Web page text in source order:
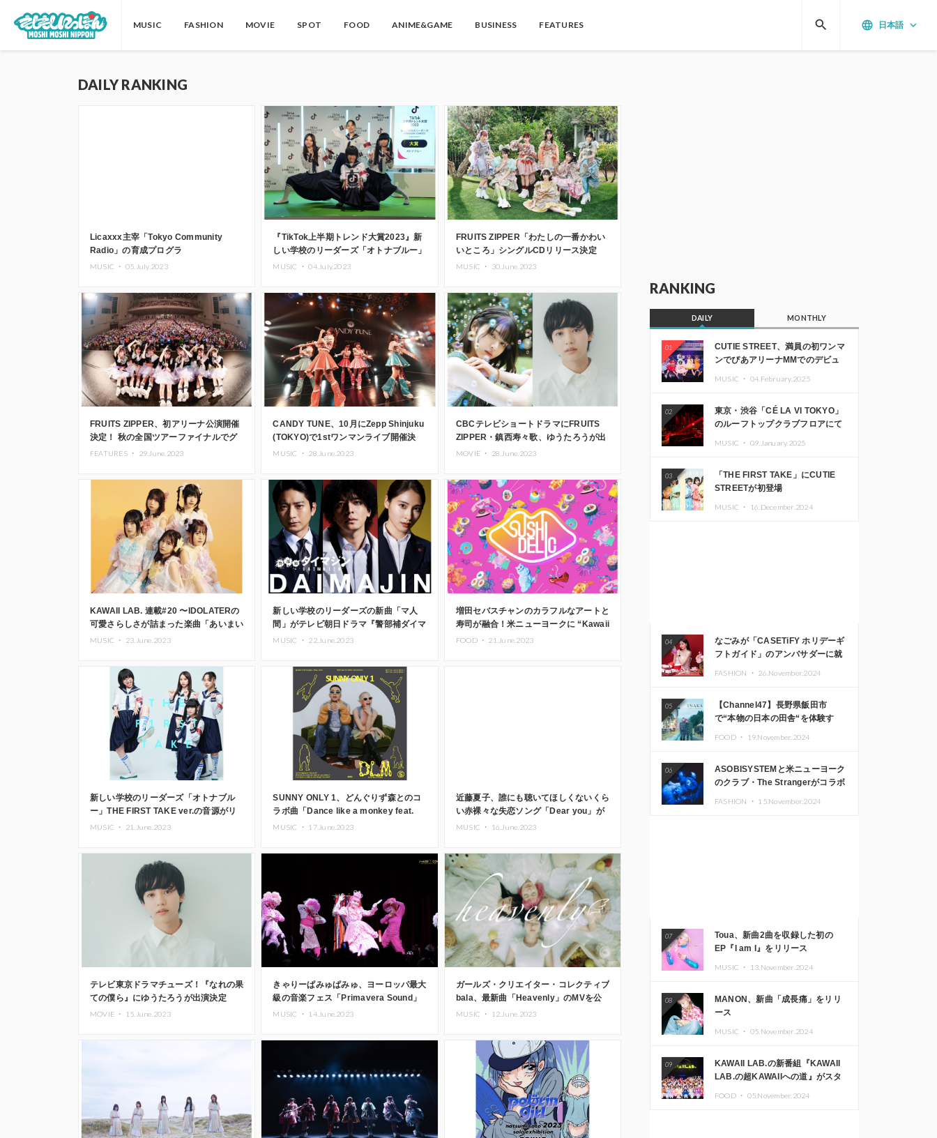
MUSIC FASHION MOVIE SPOT FOOD ANIME&GAME BUSINESS FEATURES language 日本語 keyboard_arrow_down
search
DAILY RANKING
Licaxxx主宰「Tokyo Community
Radio」の育成プログラ
ム“sessions”より初のデジタルコンピ
MUSIC ・ 05.July.2023
『TikTok上半期トレンド大賞2023』新
しい学校のリーダーズ「オトナブルー」
が大賞を受賞
MUSIC ・04.July.2023
FRUITS ZIPPER「わたしの一番かわい
いところ」シングルCDリリース決定
MUSIC ・ 30.June.2023
FRUITS ZIPPER、初アリーナ公演開催
決定！ 秋の全国ツアーファイナルでグ
ループ史上最大規模の東京体育館へ
FEATURES ・ 29.June.2023
CANDY TUNE、10月にZepp Shinjuku
(TOKYO)で1stワンマンライブ開催決
定！ 新曲「きゅきゅきゅキュート」配
MUSIC ・ 28.June.2023
CBCテレビショートドラマにFRUITS
ZIPPER・鎮西寿々歌、ゆうたろうが出
演
MOVIE ・ 28.June.2023
KAWAII LAB. 連載#20 〜IDOLATERの
可愛さらしさが詰まった楽曲「あいまい
シルエット」〜
MUSIC ・ 23.June.2023
新しい学校のリーダーズの新曲「マ人
間」がテレビ朝日ドラマ『警部補ダイマ
ジン』のOP曲に決定
MUSIC ・ 22.June.2023
増田セバスチャンのカラフルなアートと
寿司が融合！米ニューヨークに “Kawaii
Sushi” 「SUSHIDELIC（スシデリッ
FOOD ・ 21.June.2023
新しい学校のリーダーズ「オトナブル
ー」THE FIRST TAKE ver.の音源がリ
リース
MUSIC ・ 21.June.2023
SUNNY ONLY 1、どんぐりず森とのコ
ラボ曲「Dance like a monkey feat.
森」をリリース
MUSIC ・ 17.June.2023
近藤夏子、誰にも聴いてほしくないくら
い赤裸々な失恋ソング「Dear you」が
リリース
MUSIC ・ 16.June.2023
テレビ東京ドラマチューズ！『なれの果
ての僕ら』にゆうたろうが出演決定
MOVIE ・ 15.June.2023
きゃりーぱみゅぱみゅ、ヨーロッパ最大
級の音楽フェス「Primavera Sound」
を含むワールドツアー７公演で世界のフ
MUSIC ・ 14.June.2023
ガールズ・クリエイター・コレクティブ
bala、最新曲「Heavenly」のMVを公
開
MUSIC ・ 12.June.2023
RANKING
DAILY MONTHLY
01
CUTIE STREET、満員の初ワンマ
ンでぴあアリーナMMでのデビュ
MUSIC ・ 04.February.2025
02
東京・渋谷「CÉ LA VI TOKYO」
のルーフトップクラブフロアにて
Kza（FORCE OF NATURE）ら日
本を代表するDJ・クリエイターが
出演
MUSIC ・ 09.January.2025
03
「THE FIRST TAKE」にCUTIE
STREETが初登場
MUSIC ・ 16.December.2024
04
なごみが「CASETiFY ホリデーギ
フトガイド」のアンバサダーに就
FASHION ・ 26.November.2024
05
【Channel47】長野県飯田市
で“本物の日本の田舎“を体験す
FOOD ・ 19.November.2024
06
ASOBISYSTEMと米ニューヨーク
のクラブ・The Strangerがコラボ
FASHION ・ 15.November.2024
07
Toua、新曲2曲を収録した初の
EP『I am I』をリリース
MUSIC ・ 13.November.2024
08
MANON、新曲「成長痛」をリリ
ース
MUSIC ・ 05.November.2024
09
KAWAII LAB.の新番組『KAWAII
LAB.の超KAWAIIへの道』がスタ
FOOD ・ 05.November.2024